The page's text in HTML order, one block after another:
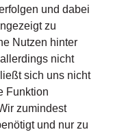
und dabei
zu
Nutzen hinter
nicht
sich uns nicht
Funktion
zumindest
und nur zu